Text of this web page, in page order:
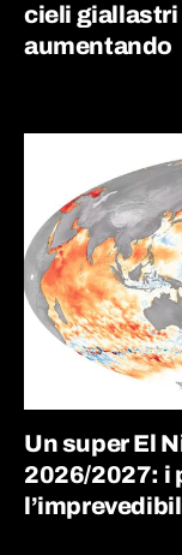
cieli giallastri
aumentando
Un super El
2026/2027: i